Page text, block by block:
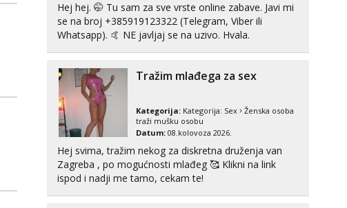
Čekam tvoj poziv!
Tel:064/677-677 - Kod: #04
tel:0,93€ - mob:1,12€ min
Kristina
Razgovaram :)
064/677-677 - Kod: #160
tel:0,93€ - mob:1,12€ min
Obavijesti me kada se oslobodi
Snježana
Hej hej. 🤭 Tu sam za sve vrste online zabave. Javi mi
se na broj +385919123322 (Telegram, Viber ili
Whatsapp). 🤙 NE javljaj se na uzivo. Hvala.
Tražim mlađega za sex
Kategorija: Kategorija: Sex
Ženska osoba
traži mušku osobu
Datum: 08.kolovoza 2026.
Hej svima, tražim nekog za diskretna druženja van
Zagreba , po mogućnosti mlađeg 🥰 Klikni na link
ispod i nadji me tamo, cekam te!